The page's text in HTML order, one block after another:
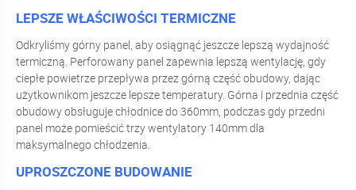
LEPSZE WŁAŚCIWOŚCI TERMICZNE
Odkryliśmy górny panel, aby osiągnąć jeszcze lepszą wydajność
termiczną. Perforowany panel zapewnia lepszą wentylację, gdy
ciepłe powietrze przepływa przez górną część obudowy, dając
użytkownikom jeszcze lepsze temperatury. Górna i przednia część
obudowy obsługuje chłodnice do 360mm, podczas gdy przedni
panel może pomieścić trzy wentylatory 140mm dla
maksymalnego chłodzenia.
UPROSZCZONE BUDOWANIE